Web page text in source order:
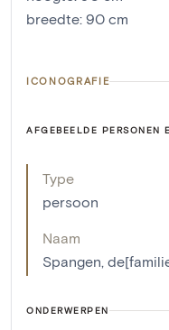
breedte: 90 cm
ICONOGRAFIE
AFGEBEELDE PERSONEN
Type
persoon
Naam
Spangen,
ONDERWERPEN